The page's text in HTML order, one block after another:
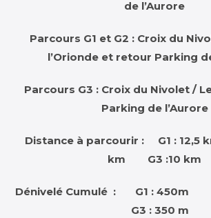
de l’Aurore
Parcours G1 et G2 : Croix du
l’Orionde et retour Parking
Parcours G3 : Croix du Nivolet /
Parking de l’Aurore
Distance à parcourir : G1 : 12,5
km G3 :10 km
Dénivelé Cumulé : G1 :
G3 : 350 m